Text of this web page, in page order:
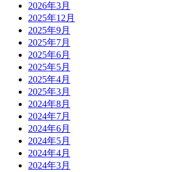
2026年3月
2025年12月
2025年9月
2025年7月
2025年6月
2025年5月
2025年4月
2025年3月
2024年8月
2024年7月
2024年6月
2024年5月
2024年4月
2024年3月